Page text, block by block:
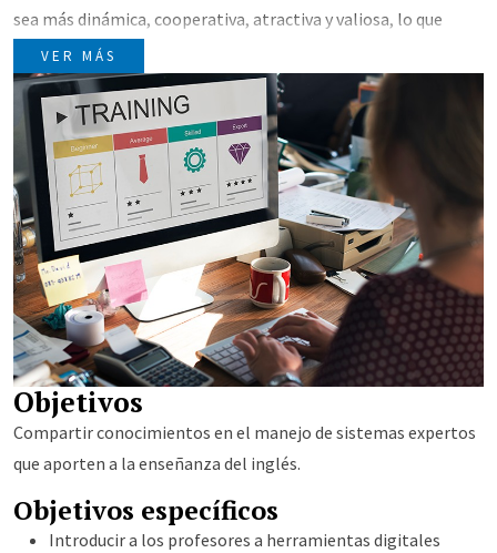
sea más dinámica, cooperativa, atractiva y valiosa, lo que
puede aumentar la motivación y el compromiso de los
estudiantes en el proceso de aprendizaje. La integración de
herramientas digitales en el aula también puede ayudar a los
profesores a desarrollar sus competencias digitales, cada vez
más importantes en el mundo moderno, además de aportar
flexibilidad en cuanto a dónde y cuándo tiene lugar el
aprendizaje.
Este curso se dictará en idioma inglés, esta dirigido a docentes
de todos los niveles de educación que posean como mínimo el
nivel B1.
VER MÁS
Objetivos
Compartir conocimientos en el manejo de sistemas expertos
que aporten a la enseñanza del inglés.
Objetivos específicos
Introducir a los profesores a herramientas digitales